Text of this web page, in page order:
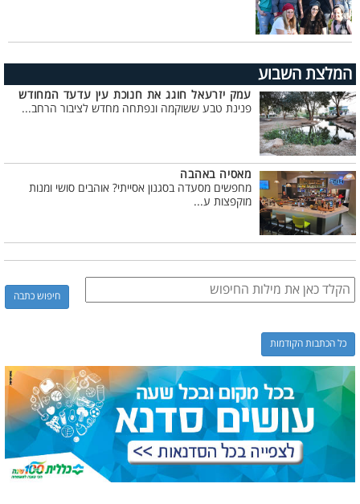
המלצת השבוע
עמק יזרעאל חוגג את חנוכת עין עדעד המחודש
פנינת טבע ששוקמה ונפתחה מחדש לציבור הרחב...
מאסיה באהבה
מחפשים מסעדה בסגנון אסייתי? אוהבים סושי ומנות
מוקפצות ע...
כל הכתבות הקודמות